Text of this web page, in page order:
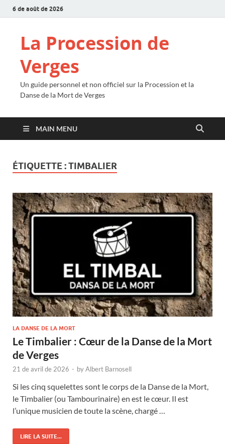
6 de août de 2026
La Procession de
Verges
Un guide personnel et non officiel sur la Procession et la
Danse de la Mort de Verges
MAIN MENU
ÉTIQUETTE :TIMBALIER
LA DANSE DE LA MORT
Le Timbalier : Cœur de la Danse de la Mort
de Verges
21 de avril de 2026 - byAlbert Barnosell
Si les cinq squelettes sont le corps de la Danse de la Mort,
le Timbalier (ou Tambourinaire) en est le cœur. Il est
l’unique musicien de toute la scène, chargé …
LIRE LA SUITE...